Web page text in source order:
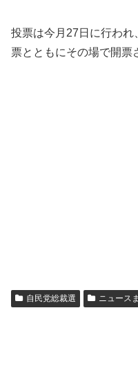
投票は今月27日に行われ
票とともにその場で開票
自民党総裁選 ニュース